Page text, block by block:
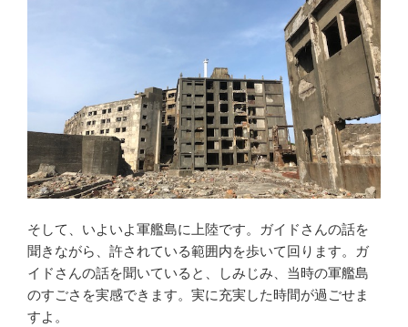
そして、いよいよ軍艦島に上陸です。ガイドさんの話を
聞きながら、許されている範囲内を歩いて回ります。ガ
イドさんの話を聞いていると、しみじみ、当時の軍艦島
のすごさを実感できます。実に充実した時間が過ごせま
すよ。